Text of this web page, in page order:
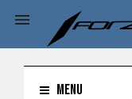

MENU